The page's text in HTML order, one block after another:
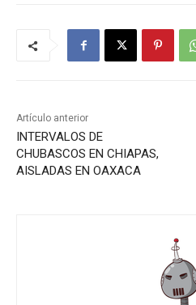
Artículo anterior
INTERVALOS DE
CHUBASCOS EN CHIAPAS,
AISLADAS EN OAXACA